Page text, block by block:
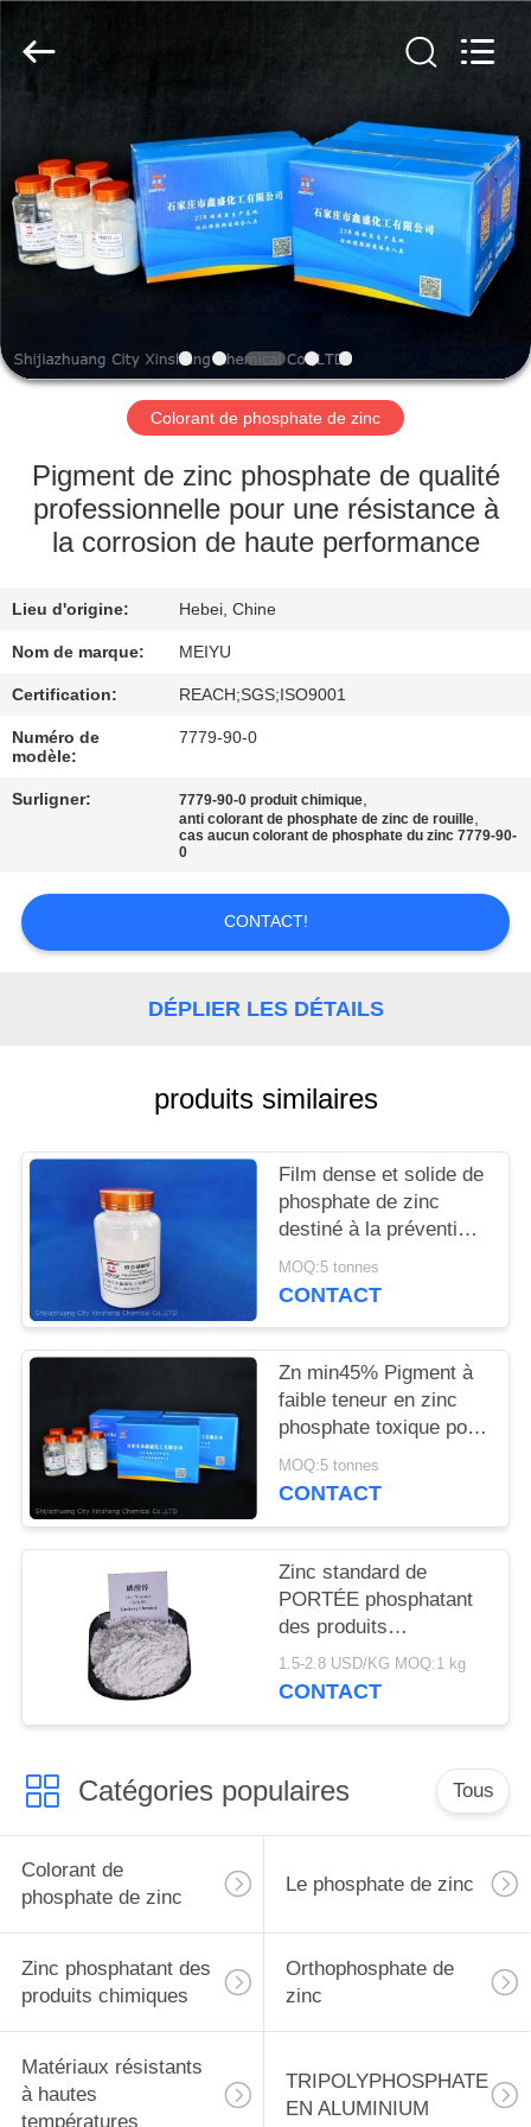
LA
MAISON
PRODUITS
VIDÉOS
PROPOS
DE
NOUS
VISITE
DE
L'USINE
CONTRÔLE
DE
QUALITÉ
NOUS
CONTACTER
DEVIS
PLAN
SITE
POLICY
Rights
Colorant de phosphate de zinc
Pigment de zinc phosphate de qualité
professionnelle pour une résistance à
la corrosion de haute performance
Lieu d'origine: Hebei, Chine
Nom de marque: MEIYU
Certification: REACH;SGS;ISO9001
Numéro de
modèle:
7779-90-0
Surligner: 7779-90-0 produit chimique,
anti colorant de phosphate de zinc de rouille,
cas aucun colorant de phosphate du zinc 7779-90-
0
CONTACT!
DÉPLIER LES DÉTAILS
produits similaires
Film dense et solide de
phosphate de zinc
destiné à la prévention
de la corrosion des
métaux et au
MOQ:5 tonnes
CONTACT
Zn min45% Pigment à
faible teneur en zinc
phosphate toxique pour
des solutions
anticorrosion
MOQ:5 tonnes
CONTACT
Zinc standard de
PORTÉE phosphatant
des produits
chimiques, inhibiteur
de corrosion de
1.5-2.8 USD/KG MOQ:1 kg
CONTACT
Catégories populaires Tous
Colorant de
phosphate de zinc
Le phosphate de zinc
Zinc phosphatant des
produits chimiques
Orthophosphate de
zinc
Matériaux résistants
à hautes
températures
TRIPOLYPHOSPHATE
EN ALUMINIUM